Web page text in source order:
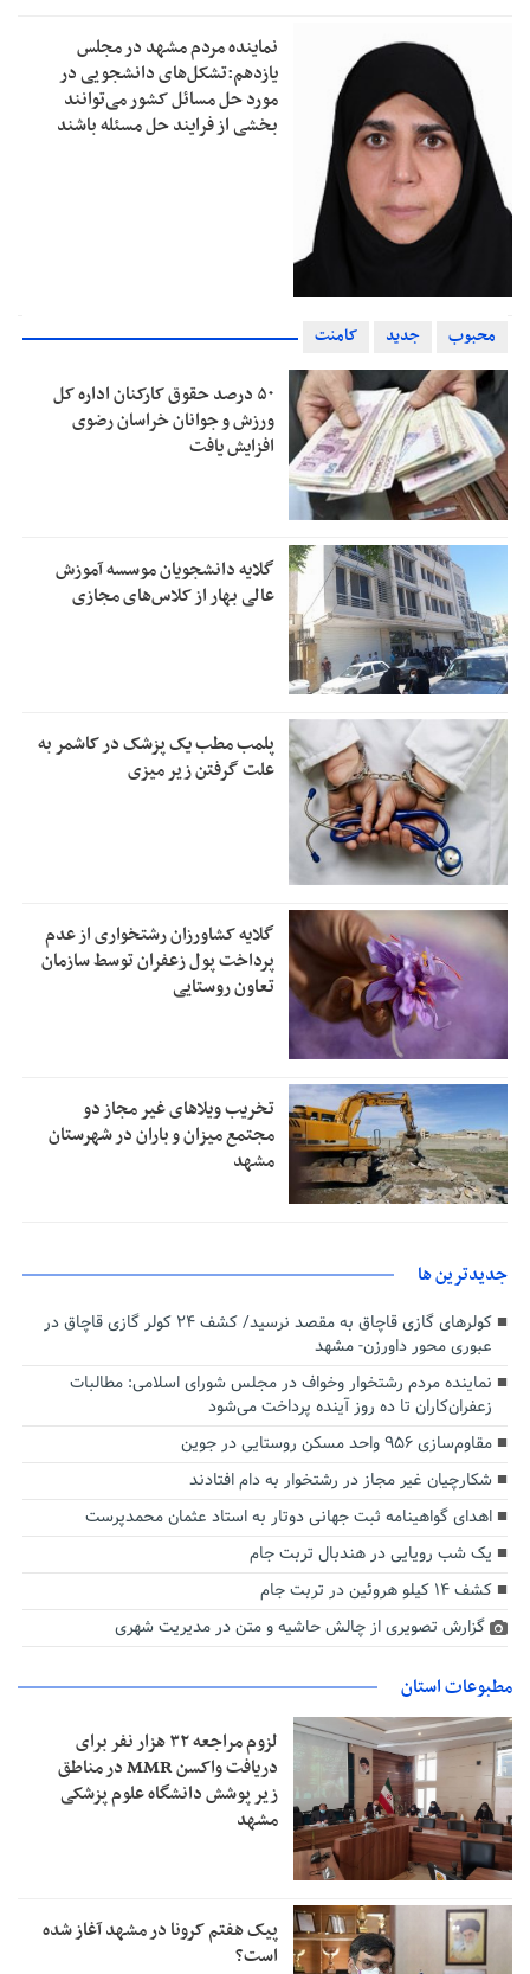
نماینده مردم مشهد در مجلس
یازدهم:تشکل‌های دانشجویی در
مورد حل مسائل کشور می‌توانند
بخشی از فرایند حل مسئله باشند
محبوب جدید کامنت
۵۰ درصد حقوق کارکنان اداره کل
ورزش و جوانان خراسان رضوی
افزایش یافت
گلایه دانشجویان موسسه آموزش
عالی بهار از کلاس‌های مجازی
پلمب مطب یک پزشک در کاشمر به
علت گرفتن زیر میزی
گلایه کشاورزان رشتخواری از عدم
پرداخت پول زعفران توسط سازمان
تعاون روستایی
تخریب ویلاهای غیر مجاز دو
مجتمع میزان و باران در شهرستان
مشهد
جديدترين ها
کولرهای گازی قاچاق به مقصد نرسید/ کشف ۲۴ کولر گازی قاچاق در
عبوری محور داورزن- مشهد
نماینده مردم رشتخوار وخواف در مجلس شورای اسلامی: مطالبات
زعفران‌کاران تا ده روز آینده پرداخت می‌شود
مقاوم‌سازی ۹۵۶ واحد مسکن روستایی در جوین
شکارچیان غیر مجاز در رشتخوار به دام افتادند
اهدای گواهینامه ثبت جهانی دوتار به استاد عثمان محمدپرست
یک شب رویایی در هندبال تربت جام
کشف ۱۴ کیلو هروئین در تربت جام
گزارش تصویری از چالش حاشیه و متن در مدیریت شهری
مطبوعات استان
لزوم مراجعه ۳۲ هزار نفر برای
دریافت واکسن MMR در مناطق
زیر پوشش دانشگاه علوم پزشکی
مشهد
پیک هفتم کرونا در مشهد آغاز شده
است؟